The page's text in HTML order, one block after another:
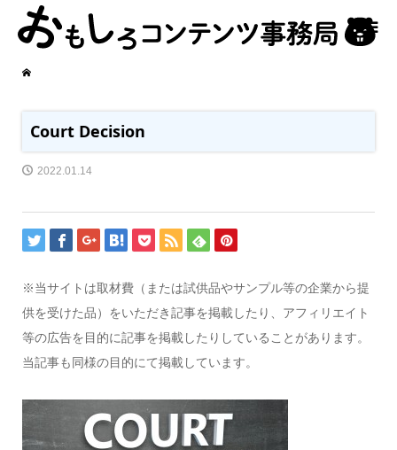
Court Decision
2022.01.14
※当サイトは取材費（または試供品やサンプル等の企業から提
供を受けた品）をいただき記事を掲載したり、アフィリエイト
等の広告を目的に記事を掲載したりしていることがあります。
当記事も同様の目的にて掲載しています。